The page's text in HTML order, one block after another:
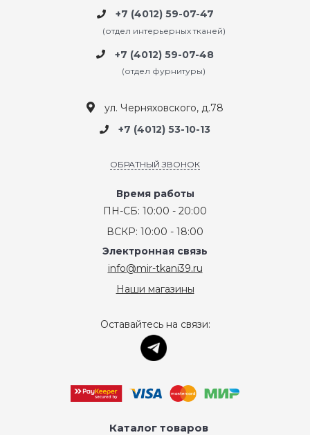
+7 (4012) 59-07-47
(отдел интерьерных тканей)
+7 (4012) 59-07-48
(отдел фурнитуры)
ул. Черняховского, д.78
+7 (4012) 53-10-13
ОБРАТНЫЙ ЗВОНОК
Время работы
ПН-СБ: 10:00 - 20:00
ВСКР: 10:00 - 18:00
Электронная связь
info@mir-tkani39.ru
Наши магазины
Оставайтесь на связи:
Каталог товаров